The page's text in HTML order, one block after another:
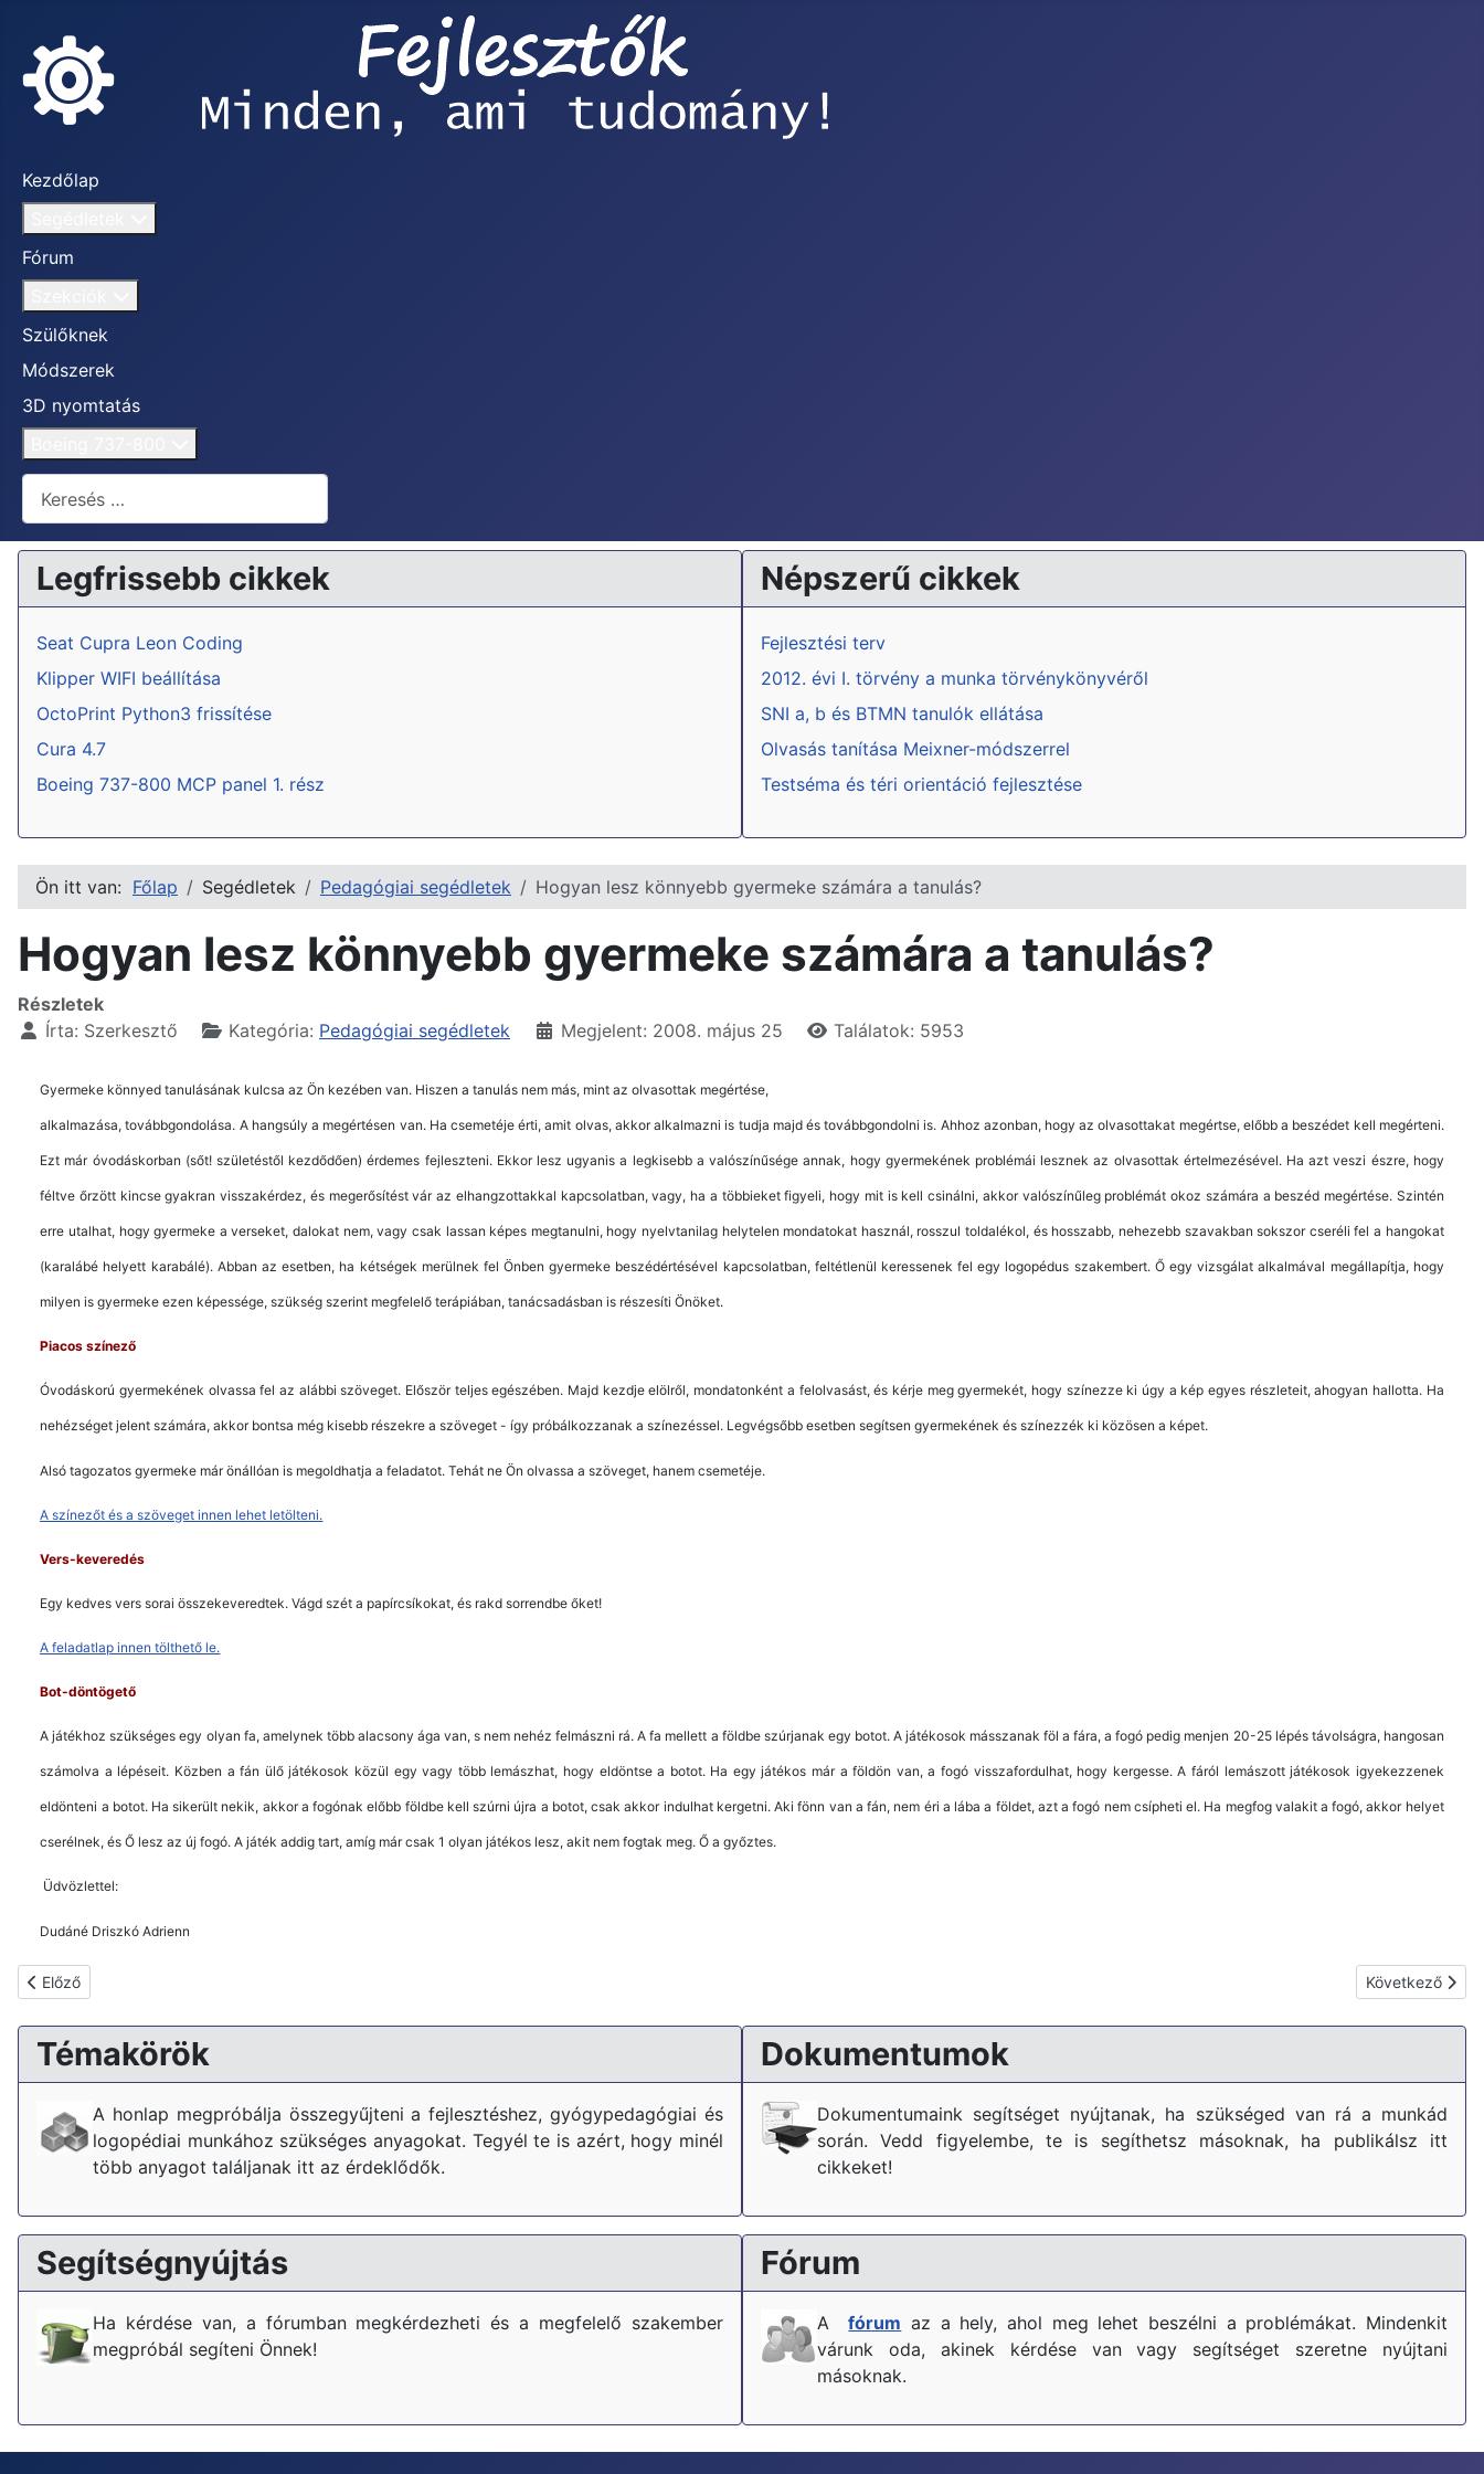
Kezdőlap
Fórum
Szülőknek
Módszerek
3D nyomtatás
Keresés...
Legfrissebb cikkek
Seat Cupra Leon Coding
Klipper WIFI beállítása
OctoPrint Python3 frissítése
Cura 4.7
Boeing 737-800 MCP panel 1. rész
Népszerű cikkek
Fejlesztési terv
2012. évi I. törvény a munka törvénykönyvéről
SNI a, b és BTMN tanulók ellátása
Olvasás tanítása Meixner-módszerrel
Testséma és téri orientáció fejlesztése
Ön itt van: Főlap Segédletek Pedagógiai segédletek Hogyan lesz könnyebb gyermeke számára a tanulás?
Hogyan lesz könnyebb gyermeke számára a tanulás?
Részletek
Írta: Szerkesztő Kategória: Pedagógiai segédletek Megjelent: 2008. május 25 Találatok: 5953
Gyermeke könnyed tanulásának kulcsa az Ön kezében van. Hiszen a tanulás nem más, mint az olvasottak megértése,
alkalmazása, továbbgondolása. A hangsúly a megértésen van. Ha csemetéje érti, amit olvas, akkor alkalmazni is tudja majd és továbbgondolni is. Ahhoz azonban, hogy az olvasottakat megértse, előbb a beszédet kell megérteni.
Ezt már óvodáskorban (sőt! születéstől kezdődően) érdemes fejleszteni. Ekkor lesz ugyanis a legkisebb a valószínűsége annak, hogy gyermekének problémái lesznek az olvasottak értelmezésével. Ha azt veszi észre, hogy
féltve őrzött kincse gyakran visszakérdez, és megerősítést vár az elhangzottakkal kapcsolatban, vagy, ha a többieket figyeli, hogy mit is kell csinálni, akkor valószínűleg problémát okoz számára a beszéd megértése. Szintén
erre utalhat, hogy gyermeke a verseket, dalokat nem, vagy csak lassan képes megtanulni, hogy nyelvtanilag helytelen mondatokat használ, rosszul toldalékol, és hosszabb, nehezebb szavakban sokszor cseréli fel a hangokat
(karalábé helyett karabálé). Abban az esetben, ha kétségek merülnek fel Önben gyermeke beszédértésével kapcsolatban, feltétlenül keressenek fel egy logopédus szakembert. Ő egy vizsgálat alkalmával megállapítja, hogy
milyen is gyermeke ezen képessége, szükség szerint megfelelő terápiában, tanácsadásban is részesíti Önöket.
Piacos színező
Óvodáskorú gyermekének olvassa fel az alábbi szöveget. Először teljes egészében. Majd kezdje elölről, mondatonként a felolvasást, és kérje meg gyermekét, hogy színezze ki úgy a kép egyes részleteit, ahogyan hallotta. Ha
nehézséget jelent számára, akkor bontsa még kisebb részekre a szöveget - így próbálkozzanak a színezéssel. Legvégsőbb esetben segítsen gyermekének és színezzék ki közösen a képet.
Alsó tagozatos gyermeke már önállóan is megoldhatja a feladatot. Tehát ne Ön olvassa a szöveget, hanem csemetéje.
A színezőt és a szöveget innen lehet letölteni.
Vers-keveredés
Egy kedves vers sorai összekeveredtek. Vágd szét a papírcsíkokat, és rakd sorrendbe őket!
A feladatlap innen tölthető le.
Bot-döntögető
A játékhoz szükséges egy olyan fa, amelynek több alacsony ága van, s nem nehéz felmászni rá. A fa mellett a földbe szúrjanak egy botot. A játékosok másszanak föl a fára, a fogó pedig menjen 20-25 lépés távolságra, hangosan
számolva a lépéseit. Közben a fán ülő játékosok közül egy vagy több lemászhat, hogy eldöntse a botot. Ha egy játékos már a földön van, a fogó visszafordulhat, hogy kergesse. A fáról lemászott játékosok igyekezzenek
eldönteni a botot. Ha sikerült nekik, akkor a fogónak előbb földbe kell szúrni újra a botot, csak akkor indulhat kergetni. Aki fönn van a fán, nem éri a lába a földet, azt a fogó nem csípheti el. Ha megfog valakit a fogó, akkor helyet
cserélnek, és Ő lesz az új fogó. A játék addig tart, amíg már csak 1 olyan játékos lesz, akit nem fogtak meg. Ő a győztes.
Üdvözlettel:
Dudáné Driszkó Adrienn
Előző cikk: Tudta, hogy a gyermekek 7 %-a nyelvi zavarral küzd?
Előző Következő
Következő
Témakörök
A honlap megpróbálja összegyűjteni a fejlesztéshez, gyógypedagógiai és
logopédiai munkához szükséges anyagokat. Tegyél te is azért, hogy minél
több anyagot találjanak itt az érdeklődők.
Dokumentumok
Dokumentumaink segítséget nyújtanak, ha szükséged van rá a munkád
során. Vedd figyelembe, te is segíthetsz másoknak, ha publikálsz itt
cikkeket!
Segítségnyújtás
Ha kérdése van, a fórumban megkérdezheti és a megfelelő szakember
megpróbál segíteni Önnek!
Fórum
Afórum az a hely, ahol meg lehet beszélni a problémákat. Mindenkit
várunk oda, akinek kérdése van vagy segítséget szeretne nyújtani
másoknak.